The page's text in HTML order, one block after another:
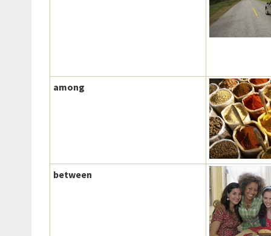
among
between